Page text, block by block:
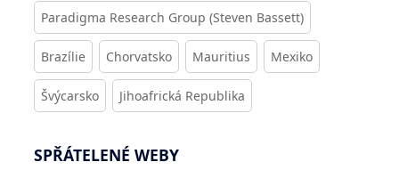
Paradigma Research Group (Steven Bassett)
Brazílie Chorvatsko Mauritius Mexiko
Švýcarsko Jihoafrická Republika
SPŘÁTELENÉ WEBY